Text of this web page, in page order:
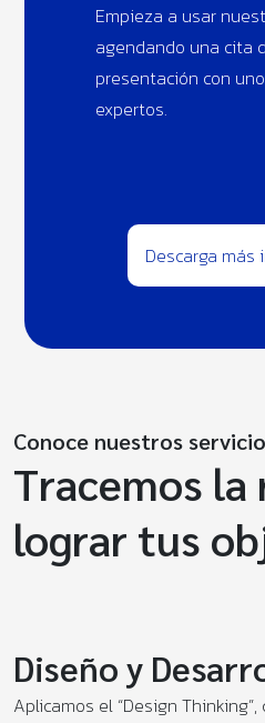
Empieza a usar
agendando una cita
presentación con
expertos.
Descarga más
Conoce nuestros
Tracemos la
lograr tus
Diseño y
Aplicamos el “Design